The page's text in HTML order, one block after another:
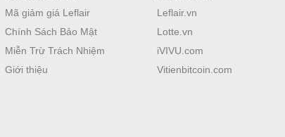
Mã giảm giá Leflair
Chính Sách Bảo Mật
Miễn Trừ Trách Nhiệm
Giới thiệu
Leflair.vn
Lotte.vn
iVIVU.com
Vitienbitcoin.com